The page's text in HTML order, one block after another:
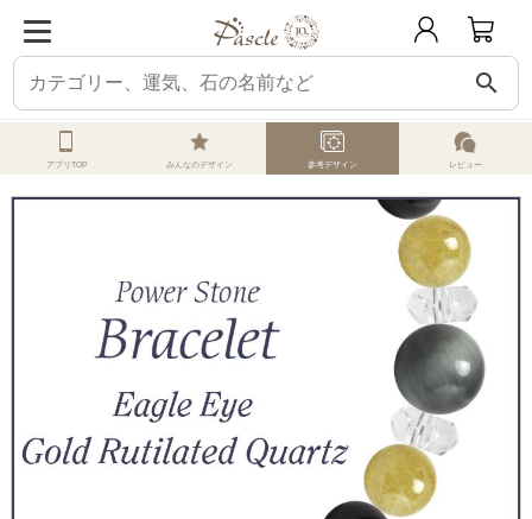
search
ホーム オーダーメイド 参考デザイン イーグルアイ イーグルアイ・ゴ
アプリTOP みんなのデザイン 参考デザイン レビュー